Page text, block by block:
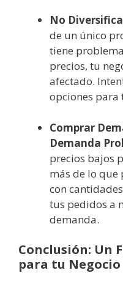
No
de un único
tiene
precios, tu
afectado.
opciones para
Comprar
Demanda
precios bajos
más de lo que
con
tus pedidos a
demanda.
Conclusión: Un
para tu Negocio